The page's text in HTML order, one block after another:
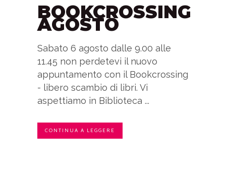
BOOKCROSSING
AGOSTO
Sabato 6 agosto dalle 9.00 alle
11.45 non perdetevi il nuovo
appuntamento con il Bookcrossing
- libero scambio di libri. Vi
aspettiamo in Biblioteca ...
CONTINUA A LEGGERE